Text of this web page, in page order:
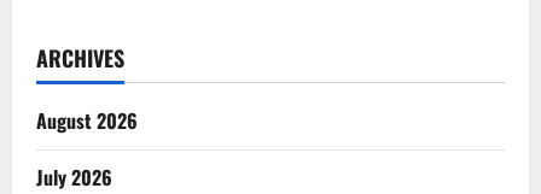
ARCHIVES
August 2026
July 2026